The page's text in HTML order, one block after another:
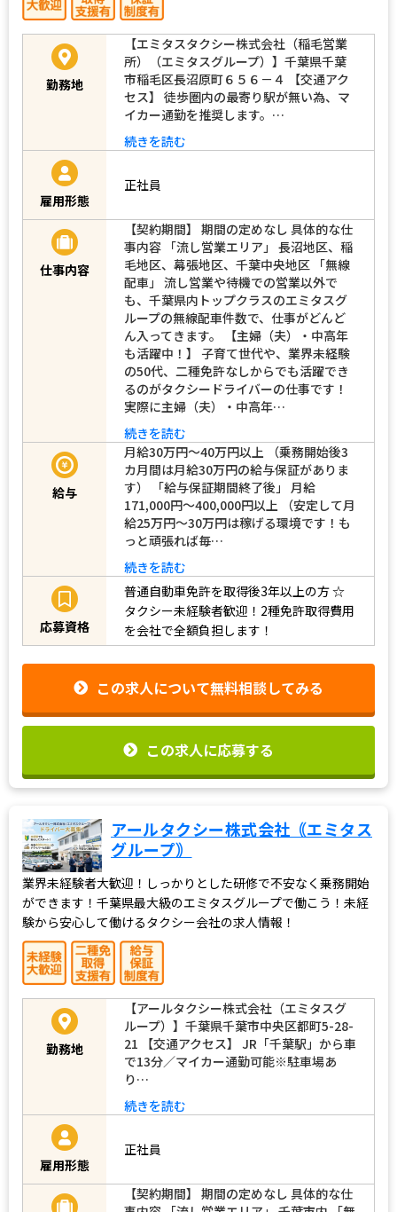
勤務地
【エミタスタクシー株式会社（稲毛営業
所）（エミタスグループ）】千葉県千葉
市稲毛区長沼原町６５６－４ 【交通アク
セス】 徒歩圏内の最寄り駅が無い為、マ
イカー通勤を推奨します。…
続きを読む
雇用形態
正社員
仕事内容
【契約期間】 期間の定めなし 具体的な仕
事内容 「流し営業エリア」 長沼地区、稲
毛地区、幕張地区、千葉中央地区 「無線
配車」 流し営業や待機での営業以外で
も、千葉県内トップクラスのエミタスグ
ループの無線配車件数で、仕事がどんど
ん入ってきます。 【主婦（夫）・中高年
も活躍中！】 子育て世代や、業界未経験
の50代、二種免許なしからでも活躍でき
るのがタクシードライバーの仕事です！
実際に主婦（夫）・中高年…
続きを読む
給与
月給30万円～40万円以上 （乗務開始後3
カ月間は月給30万円の給与保証がありま
す） 「給与保証期間終了後」 月給
171,000円～400,000円以上 （安定して月
給25万円～30万円は稼げる環境です！も
っと頑張れば毎…
続きを読む
応募資格
普通自動車免許を取得後3年以上の方☆
タクシー未経験者歓迎！2種免許取得費用
を会社で全額負担します！
この求人について無料相談してみる
この求人に応募する
アールタクシー株式会社｟エミタス
グループ｠
業界未経験者大歓迎！しっかりとした研修で不安なく乗務開始
ができます！千葉県最大級のエミタスグループで働こう！未経
験から安心して働けるタクシー会社の求人情報！
勤務地
【アールタクシー株式会社（エミタスグ
ループ）】千葉県千葉市中央区都町5-28-
21 【交通アクセス】 JR「千葉駅」から車
で13分／マイカー通勤可能※駐車場あ
り…
続きを読む
雇用形態
正社員
【契約期間】 期間の定めなし 具体的な仕